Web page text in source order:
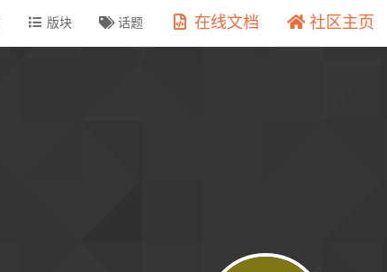
版块 话题 在线文档 社区主页